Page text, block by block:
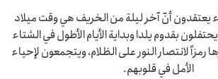
يعتقدون أنّ آخر ليلة من الخريف هي وقت ميلاد
بقدوم يلدا وبداية الأيام الأطول في الشتاء
رمزاً لانتصار النور على الظلام، ويتجمعون لإحياء
الأمل في قلوبهم.